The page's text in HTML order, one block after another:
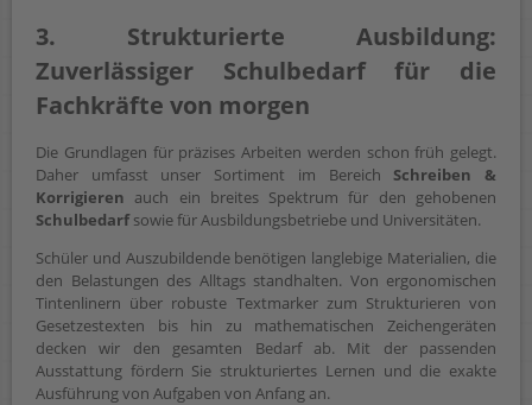
3. Strukturierte Ausbildung:
Zuverlässiger Schulbedarf für die
Fachkräfte von morgen
Die Grundlagen für präzises Arbeiten werden schon früh gelegt.
Daher umfasst unser Sortiment im BereichSchreiben &
Korrigieren auch ein breites Spektrum für den gehobenen
Schulbedarfsowie für Ausbildungsbetriebe und Universitäten.
Schüler und Auszubildende benötigen langlebige Materialien, die
den Belastungen des Alltags standhalten. Von ergonomischen
Tintenlinern über robuste Textmarker zum Strukturieren von
Gesetzestexten bis hin zu mathematischen Zeichengeräten
decken wir den gesamten Bedarf ab. Mit der passenden
Ausstattung fördern Sie strukturiertes Lernen und die exakte
Ausführung von Aufgaben von Anfang an.